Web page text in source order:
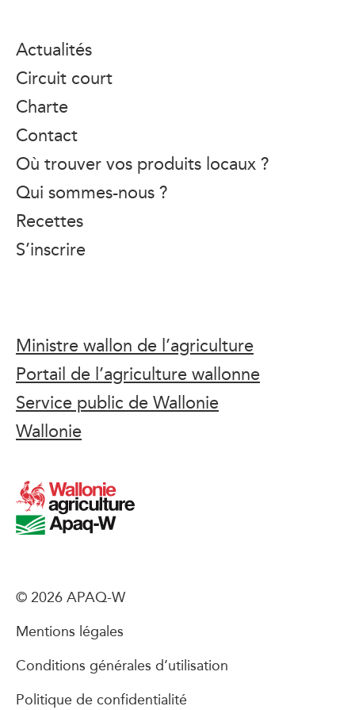
Actualités
Circuit court
Charte
Contact
Où trouver vos produits locaux ?
Qui sommes-nous ?
Recettes
S’inscrire
Ministre wallon de l’agriculture
Portail de l’agriculture wallonne
Service public de Wallonie
Wallonie
© 2026 APAQ-W
Mentions légales
Conditions générales d’utilisation
Politique de confidentialité